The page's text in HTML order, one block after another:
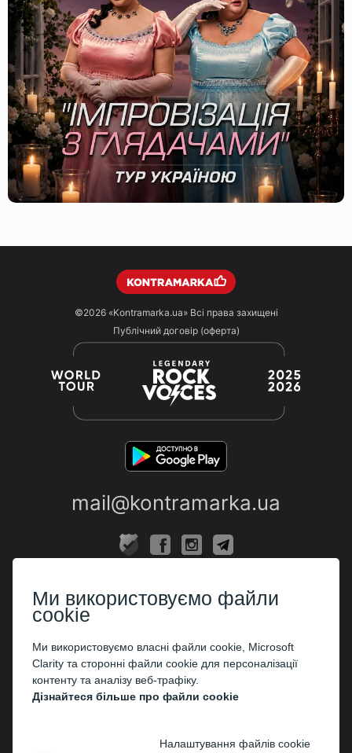
©2026 «Kontramarka.ua»Всі права захищені
Публічний договір (оферта)
mail@kontramarka.ua
Каси
ПАРТНЕРАМ
Організаторам
Корпоративним клієнтам
Ми використовуємо файли
cookie
Ми використовуємо власні файли cookie, Microsoft
Clarity та сторонні файли cookie для персоналізації
контенту та аналізу веб-трафіку.
Дізнайтеся більше про файли cookie
Налаштування файлів cookie